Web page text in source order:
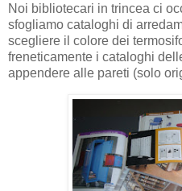
Noi bibliotecari in trincea ci
sfogliamo cataloghi di
scegliere il colore dei
freneticamente i cataloghi
appendere alle pareti (solo